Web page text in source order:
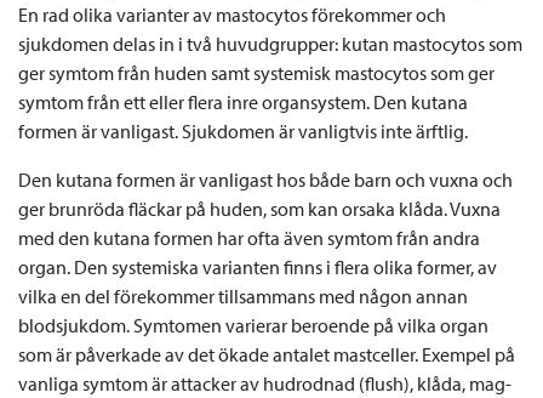
En rad olika varianter av mastocytos förekommer och
sjukdomen delas in i två huvudgrupper: kutan mastocytos som
ger symtom från huden samt systemisk mastocytos som ger
symtom från ett eller flera inre organsystem. Den kutana
formen är vanligast. Sjukdomen är vanligtvis inte ärftlig.
Den kutana formen är vanligast hos både barn och vuxna och
ger brunröda fläckar på huden, som kan orsaka klåda. Vuxna
med den kutana formen har ofta även symtom från andra
organ. Den systemiska varianten finns i flera olika former, av
vilka en del förekommer tillsammans med någon annan
blodsjukdom. Symtomen varierar beroende på vilka organ
som är påverkade av det ökade antalet mastceller. Exempel på
vanliga symtom är attacker av hudrodnad (flush), klåda, mag-